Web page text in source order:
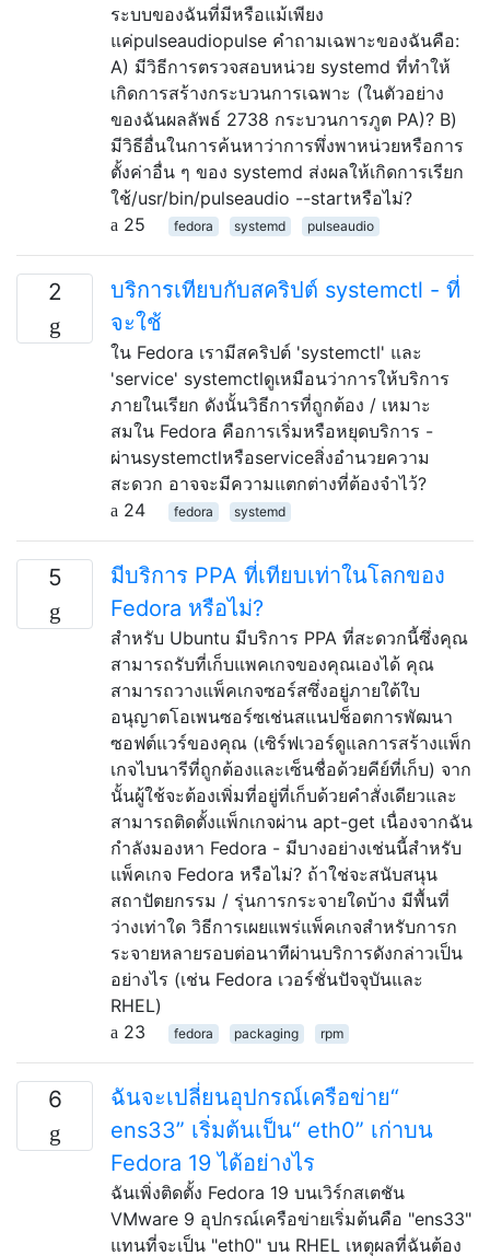
ระบบของฉันที่มีหรือแม้เพียง
แค่pulseaudiopulse คำถามเฉพาะของฉันคือ:
A) มีวิธีการตรวจสอบหน่วย systemd ที่ทำให้
เกิดการสร้างกระบวนการเฉพาะ (ในตัวอย่าง
ของฉันผลลัพธ์ 2738 กระบวนการภูต PA)? B)
มีวิธีอื่นในการค้นหาว่าการพึ่งพาหน่วยหรือการ
ตั้งค่าอื่น ๆ ของ systemd ส่งผลให้เกิดการเรียก
ใช้/usr/bin/pulseaudio --startหรือไม่?
25
fedora systemd pulseaudio
2
บริการเทียบกับสคริปต์ systemctl - ที่
จะใช้
ใน Fedora เรามีสคริปต์ 'systemctl' และ
'service' systemctlดูเหมือนว่าการให้บริการ
ภายในเรียก ดังนั้นวิธีการที่ถูกต้อง / เหมาะ
สมใน Fedora คือการเริ่มหรือหยุดบริการ -
ผ่านsystemctlหรือserviceสิ่งอำนวยความ
สะดวก อาจจะมีความแตกต่างที่ต้องจำไว้?
24
fedora systemd
5
มีบริการ PPA ที่เทียบเท่าในโลกของ
Fedora หรือไม่?
สำหรับ Ubuntu มีบริการ PPA ที่สะดวกนี้ซึ่งคุณ
สามารถรับที่เก็บแพคเกจของคุณเองได้ คุณ
สามารถวางแพ็คเกจซอร์สซึ่งอยู่ภายใต้ใบ
อนุญาตโอเพนซอร์ซเช่นสแนปช็อตการพัฒนา
ซอฟต์แวร์ของคุณ (เซิร์ฟเวอร์ดูแลการสร้างแพ็ก
เกจไบนารีที่ถูกต้องและเซ็นชื่อด้วยคีย์ที่เก็บ) จาก
นั้นผู้ใช้จะต้องเพิ่มที่อยู่ที่เก็บด้วยคำสั่งเดียวและ
สามารถติดตั้งแพ็กเกจผ่าน apt-get เนื่องจากฉัน
กำลังมองหา Fedora - มีบางอย่างเช่นนี้สำหรับ
แพ็คเกจ Fedora หรือไม่? ถ้าใช่จะสนับสนุน
สถาปัตยกรรม / รุ่นการกระจายใดบ้าง มีพื้นที่
ว่างเท่าใด วิธีการเผยแพร่แพ็คเกจสำหรับการก
ระจายหลายรอบต่อนาทีผ่านบริการดังกล่าวเป็น
อย่างไร (เช่น Fedora เวอร์ชั่นปัจจุบันและ
RHEL)
23
fedora packaging rpm
6
ฉันจะเปลี่ยนอุปกรณ์เครือข่าย“
ens33” เริ่มต้นเป็น“ eth0” เก่าบน
Fedora 19 ได้อย่างไร
ฉันเพิ่งติดตั้ง Fedora 19 บนเวิร์กสเตชัน
VMware 9 อุปกรณ์เครือข่ายเริ่มต้นคือ "ens33"
แทนที่จะเป็น "eth0" บน RHEL เหตุผลที่ฉันต้อง